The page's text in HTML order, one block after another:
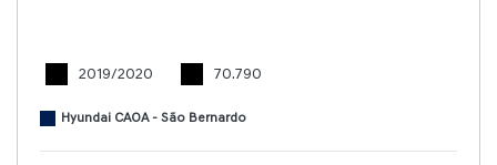
2019/2020 70.790
Hyundai CAOA - São Bernardo